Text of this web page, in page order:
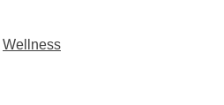
Wellness